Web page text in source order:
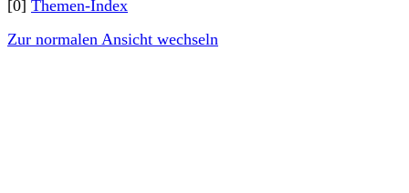
[0] Themen-Index
Zur normalen Ansicht wechseln